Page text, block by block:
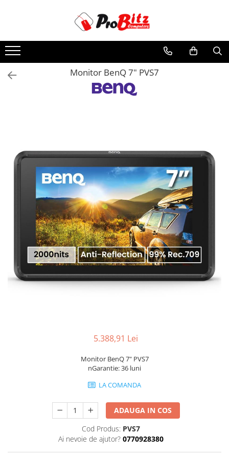
Laptopuri si accesorii
Memorii laptop
Baterii laptop
Componente REFURBISHED Laptop
Hard Disk-uri Refurbished
Accesorii Laptop
Docking stations
Genti Laptop
Incarcatoare laptop
Incarcatoare laptop refurbished
Standuri și Coolere Laptop
Calculatoare Mini NOI
Calculatoare SECOND-HAND
Calculatoare REFURBISHED
Calculatoare RENEW
Calculatoare WORKSTATION
Componente PC NOI
Hard Disk-uri Desktop
Monitor BenQ 7" PVS7
5.388,91 Lei
Monitor BenQ 7" PVS7
nGarantie: 36 luni
LA COMANDA
ADAUGA IN COS
Cod Produs: PVS7
Ai nevoie de ajutor? 0770928380